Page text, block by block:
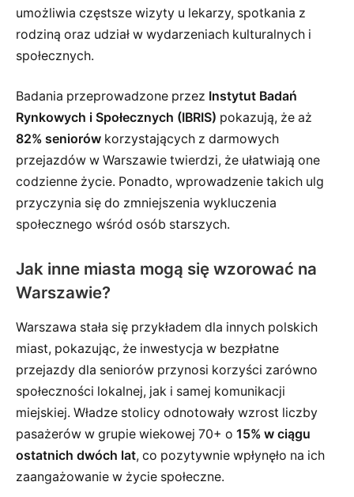
umożliwia częstsze wizyty u lekarzy, spotkania z
rodziną oraz udział w wydarzeniach kulturalnych i
społecznych.
Badania przeprowadzone przez Instytut Badań
Rynkowych i Społecznych (IBRIS) pokazują, że aż
82% seniorów korzystających z darmowych
przejazdów w Warszawie twierdzi, że ułatwiają one
codzienne życie. Ponadto, wprowadzenie takich ulg
przyczynia się do zmniejszenia wykluczenia
społecznego wśród osób starszych.
Jak inne miasta mogą się wzorować na
Warszawie?
Warszawa stała się przykładem dla innych polskich
miast, pokazując, że inwestycja w bezpłatne
przejazdy dla seniorów przynosi korzyści zarówno
społeczności lokalnej, jak i samej komunikacji
miejskiej. Władze stolicy odnotowały wzrost liczby
pasażerów w grupie wiekowej 70+ o 15% w ciągu
ostatnich dwóch lat, co pozytywnie wpłynęło na ich
zaangażowanie w życie społeczne.